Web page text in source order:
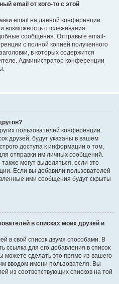
email от кого-то с этой
email на данной конференции
возможность отслеживания
сообщения. Отправьте email-
с полной копией полученного
в которых содержится
Администратор конференции
пользователей конференции.
друзей, будут указаны в вашем
доступа к информации о том,
отправки им личных сообщений.
могут выделяться, если это
Если вы добавили пользователей
ими сообщения будут скрыты
в списках моих друзей и
в свой список двумя способами. В
ссылка для его добавления в список
можете сделать это прямо из вашего
вводом имени пользователя. Вы
из соответствующих списков на той